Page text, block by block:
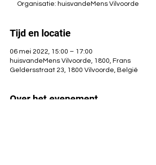
Organisatie: huisvandeMens Vilvoorde
Tijd en locatie
06 mei 2022, 15:00 – 17:00
huisvandeMens Vilvoorde, 1800, Frans
Geldersstraat 23, 1800 Vilvoorde, België
Over het evenement